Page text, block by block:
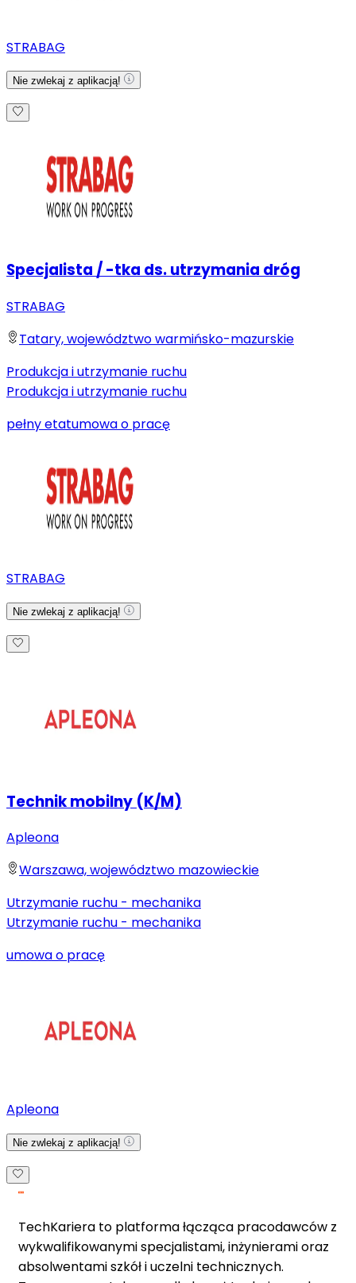
STRABAG
Nie zwlekaj z aplikacją!
Specjalista / -tka ds. utrzymania dróg
STRABAG
Tatary, województwo warmińsko-mazurskie
Produkcja i utrzymanie ruchu
Produkcja i utrzymanie ruchu
pełny etatumowa o pracę
STRABAG
Nie zwlekaj z aplikacją!
Technik mobilny (K/M)
Apleona
Warszawa, województwo mazowieckie
Utrzymanie ruchu - mechanika
Utrzymanie ruchu - mechanika
umowa o pracę
Apleona
Nie zwlekaj z aplikacją!
TechKariera to platforma łącząca pracodawców z
wykwalifikowanymi specjalistami, inżynierami oraz
absolwentami szkół i uczelni technicznych.